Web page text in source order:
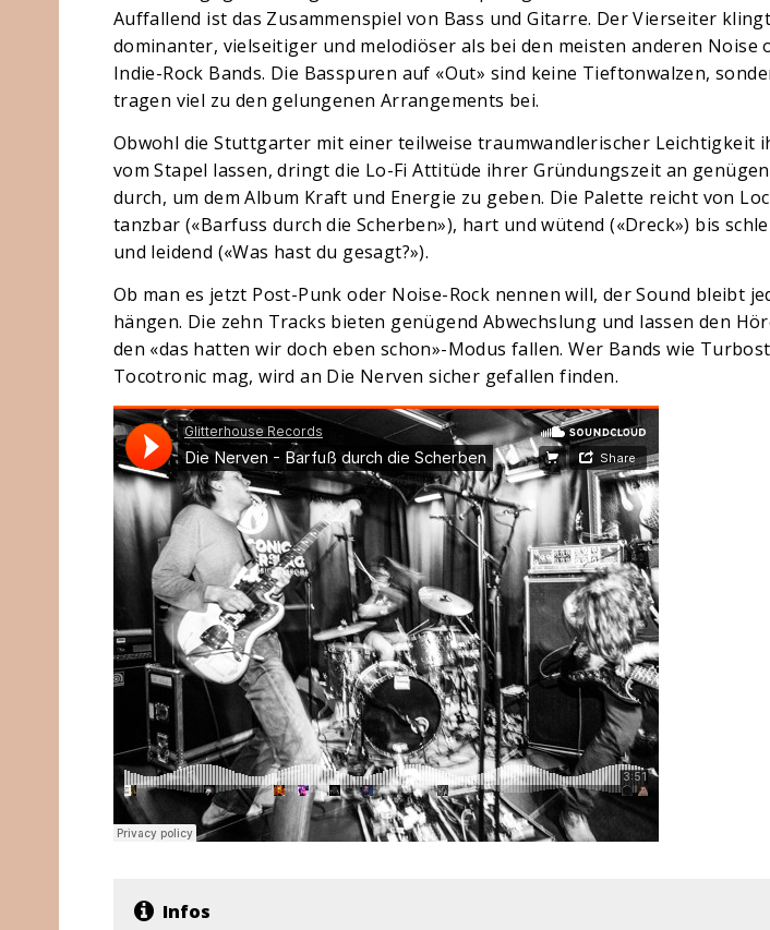
Auffallend ist das Zusammenspiel von Bass und Gitarre. Der Vierseiter klingt
dominanter, vielseitiger und melodiöser als bei den meisten anderen Noise
Indie-Rock Bands. Die Basspuren auf «Out» sind keine Tieftonwalzen,
tragen viel zu den gelungenen Arrangements bei.
Obwohl die Stuttgarter mit einer teilweise traumwandlerischer Leichtigkeit
vom Stapel lassen, dringt die Lo-Fi Attitüde ihrer Gründungszeit an
durch, um dem Album Kraft und Energie zu geben. Die Palette reicht von
tanzbar («Barfuss durch die Scherben»), hart und wütend («Dreck») bis
und leidend («Was hast du gesagt?»).
Ob man es jetzt Post-Punk oder Noise-Rock nennen will, der Sound bleibt
hängen. Die zehn Tracks bieten genügend Abwechslung und lassen den
den «das hatten wir doch eben schon»-Modus fallen. Wer Bands wie
Tocotronic mag, wird an Die Nerven sicher gefallen finden.
Infos